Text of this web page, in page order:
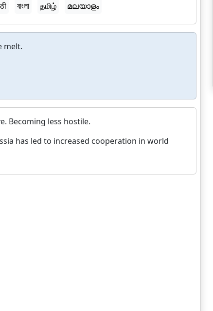
বাংলা தமிழ் മലയാളം
melt.
Becoming less hostile.
has led to increased cooperation in world